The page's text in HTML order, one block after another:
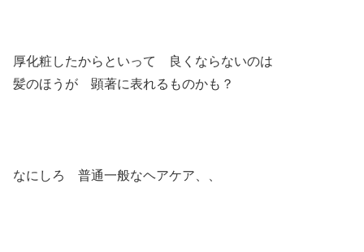
厚化粧したからといって 良くならないのは
髪のほうが 顕著に表れるものかも？
なにしろ 普通一般なヘアケア、、